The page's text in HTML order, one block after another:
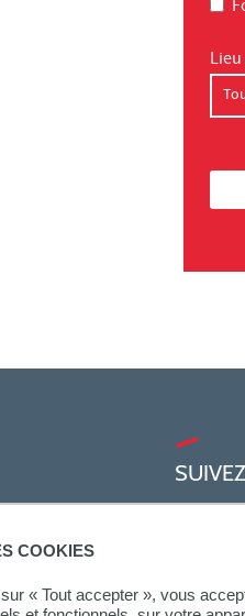
COOKIES
« Tout accepter », vous